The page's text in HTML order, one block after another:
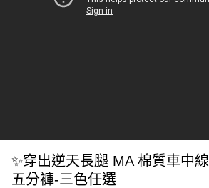
✨穿出逆天長腿 MA 棉質車中
五分褲-三色任選